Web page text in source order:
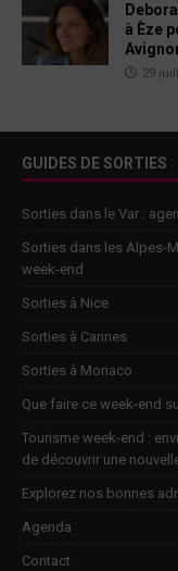
à Èze
29
GUIDES DE SORTIES
Sorties dans le Var :
Sorties dans les Alpes-
week-end
Sorties à Nice
Sorties à Cannes
Sorties à Monaco
Que faire ce week-end
Tourisme week-end :
de découvrir une
Explorez nos bonnes
Agenda
Contact